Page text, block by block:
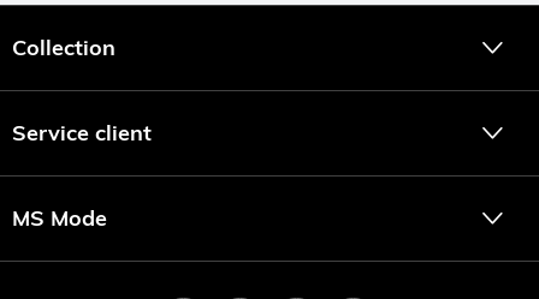
Collection
Service client
MS Mode